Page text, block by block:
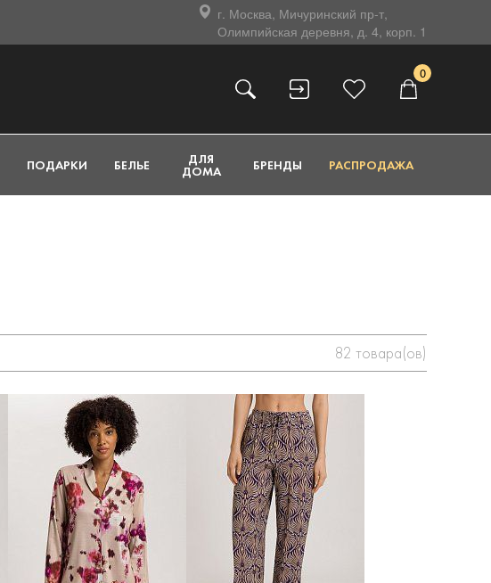
г. Москва, Мичуринский пр-т,
Олимпийская деревня, д. 4, корп. 1
0
ПОДАРКИ БЕЛЬЕ ДЛЯ
ДОМА БРЕНДЫ РАСПРОДАЖА
82 товара(ов)